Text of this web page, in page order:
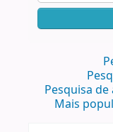
Pesquisa
Mais